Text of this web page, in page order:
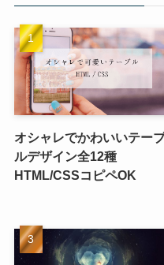
オシャレでかわいいテー
ルデザイン全12種
HTML/CSSコピペOK